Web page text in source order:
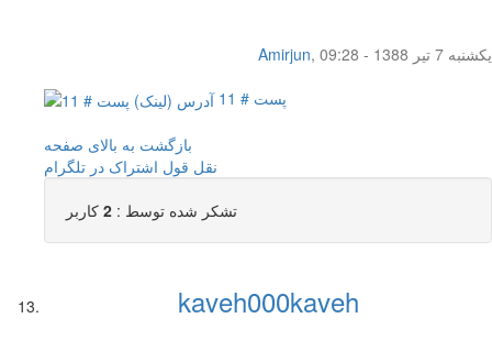
Amirjun,
یکشنبه 7 تیر 1388 - 09:28
پست # 11
بازگشت به بالای صفحه
نقل قول اشتراک در تلگرام
تشکر شده توسط : 2 کاربر
kaveh000kaveh